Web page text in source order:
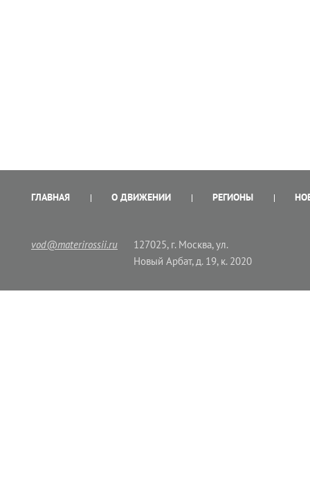
ГЛАВНАЯ О ДВИЖЕНИИ РЕГИОНЫ
vod@materirossii.ru
127025, г. Москва, ул.
Новый Арбат, д. 19, к. 2020